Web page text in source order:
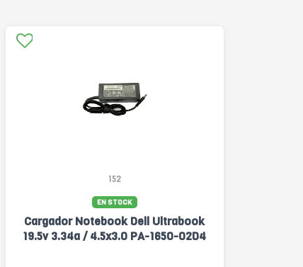
152
EN STOCK
Cargador Notebook Dell Ultrabook
19.5v 3.34a / 4.5x3.0 PA-1650-02D4